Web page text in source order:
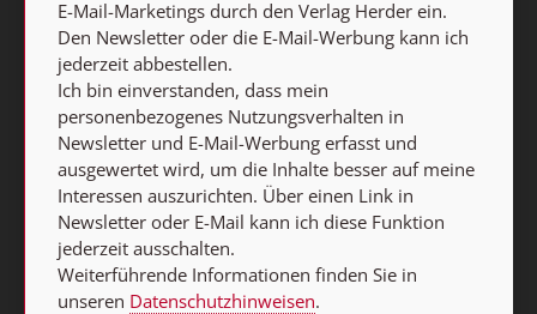
Heft 10/2021
:
Oktober
Inhaltsübersicht anzeigen
E-Mail-Marketings durch den Verlag Herder ein.
Den Newsletter oder die E-Mail-Werbung kann ich
jederzeit abbestellen.
Ich bin einverstanden, dass mein
personenbezogenes Nutzungsverhalten in
Newsletter und E-Mail-Werbung erfasst und
ausgewertet wird, um die Inhalte besser auf meine
Interessen auszurichten. Über einen Link in
Newsletter oder E-Mail kann ich diese Funktion
jederzeit ausschalten.
Weiterführende Informationen finden Sie in
unseren Datenschutzhinweisen.